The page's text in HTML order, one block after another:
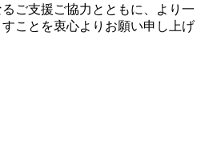
ご支援ご協力とともに、より一
ことを衷心よりお願い申し上げ